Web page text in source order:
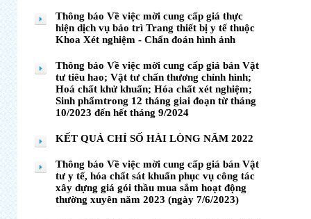
Thông báo Về việc mời cung cấp giá thực
hiện dịch vụ bảo trì Trang thiết bị y tế thuộc
Khoa Xét nghiệm - Chẩn đoán hình ảnh
Thông báo Về việc mời cung cấp giá bán Vật
tư tiêu hao; Vật tư chấn thương chỉnh hình;
Hoá chất khử khuẩn; Hóa chất xét nghiệm;
Sinh phẩmtrong 12 tháng giai đoạn từ tháng
10/2023 đến hết tháng 9/2024
KẾT QUẢ CHỈ SỐ HÀI LÒNG NĂM 2022
Thông báo Về việc mời cung cấp giá bán Vật
tư y tế, hóa chất sát khuẩn phục vụ công tác
xây dựng giá gói thầu mua sắm hoạt động
thường xuyên năm 2023 (ngày 7/6/2023)